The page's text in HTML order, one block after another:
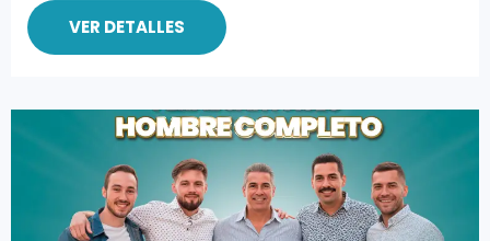
VER DETALLES